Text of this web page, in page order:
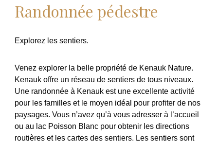
Randonnée pédestre
Explorez les sentiers.
Venez explorer la belle propriété de Kenauk Nature.
Kenauk offre un réseau de sentiers de tous niveaux.
Une randonnée à Kenauk est une excellente activité
pour les familles et le moyen idéal pour profiter de nos
paysages. Vous n’avez qu’à vous adresser à l’accueil
ou au lac Poisson Blanc pour obtenir les directions
routières et les cartes des sentiers. Les sentiers sont